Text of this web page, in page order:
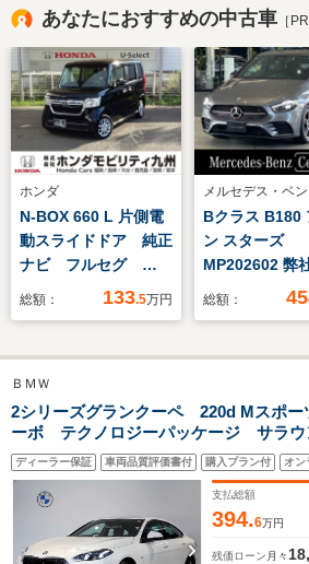
あなたにおすすめの中古車 ［PR
ホンダ
N-BOX 660 L 片側電
動スライドドア 純正
ナビ フルセグ
ETC シートヒーター
総額： 133.5万円
メルセデス・ベ
Bクラス B180
ン スターズ
MP202602 弊
カー/メモリー
トヒーター/純
ビーム/LEDヘ
イト/ワイヤレ
ージング/メル
ケア継承/記録
車両/ETC車載
総額：
ＢＭＷ
2シリーズグランクーペ 220d Mスポー
ーボ テクノロジーパッケージ サラウ
テム ヘッドアップディスプレイ アク
コントロール シートヒーター 18イ
ディスプレイ アダプティブLEDヘッ
ディーラー保証 車両品質評価書付 購入プラン付 オン
支払総額
394.6万円
残価ローン 月々